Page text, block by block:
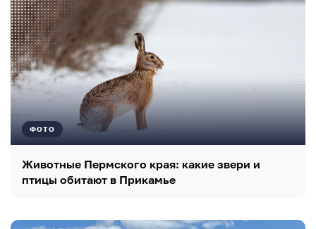
ФОТО
Животные Пермского края: какие звери и
птицы обитают в Прикамье